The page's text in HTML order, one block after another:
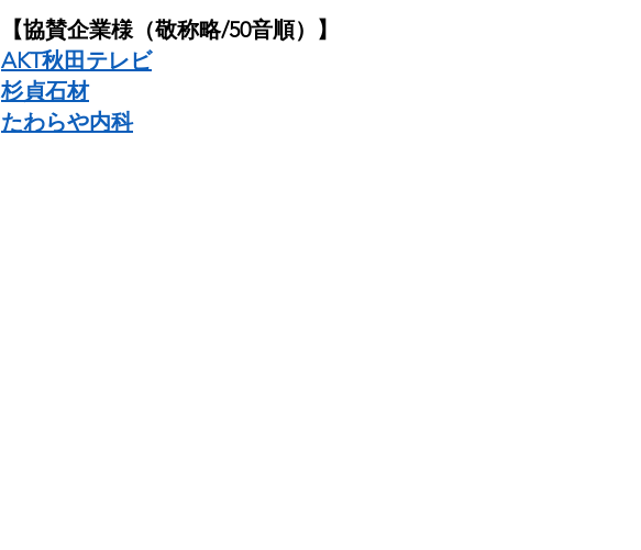
【協賛企業様（敬称略/50音順）】
AKT秋田テレビ
杉貞石材
たわらや内科